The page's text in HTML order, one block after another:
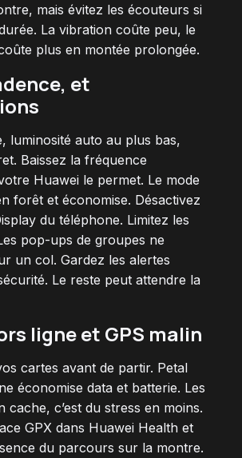
mais évitez les écouteurs si
La vibration coûte peu, le
plus en montée prolongée.
et
luminosité auto au plus bas,
Baissez la fréquence
Huawei le permet. Le mode
forêt et économise. Désactivez
du téléphone. Limitez les
pop-ups de groupes ne
un col. Gardez les alertes
Le reste peut attendre la
ligne et GPS malin
cartes avant de partir. Petal
économise data et batterie. Les
cache, c’est du stress en moins.
GPX dans Huawei Health et
du parcours sur la montre.